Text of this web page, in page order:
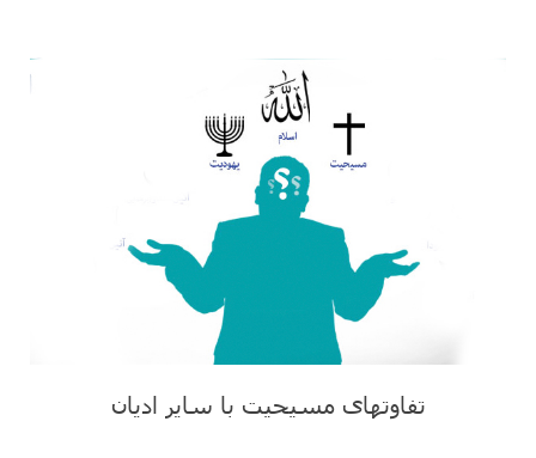
تفاوتهای مسیحیت با سایر ادیان